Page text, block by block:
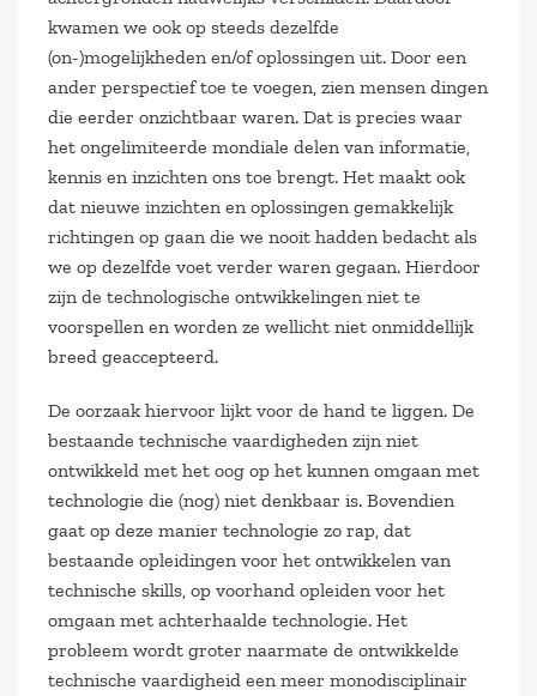
kwamen we ook op steeds dezelfde
(on-)mogelijkheden en/of oplossingen uit. Door een
ander perspectief toe te voegen, zien mensen dingen
die eerder onzichtbaar waren. Dat is precies waar
het ongelimiteerde mondiale delen van informatie,
kennis en inzichten ons toe brengt. Het maakt ook
dat nieuwe inzichten en oplossingen gemakkelijk
richtingen op gaan die we nooit hadden bedacht als
we op dezelfde voet verder waren gegaan. Hierdoor
zijn de technologische ontwikkelingen niet te
voorspellen en worden ze wellicht niet onmiddellijk
breed geaccepteerd.
De oorzaak hiervoor lijkt voor de hand te liggen. De
bestaande technische vaardigheden zijn niet
ontwikkeld met het oog op het kunnen omgaan met
technologie die (nog) niet denkbaar is. Bovendien
gaat op deze manier technologie zo rap, dat
bestaande opleidingen voor het ontwikkelen van
technische skills, op voorhand opleiden voor het
omgaan met achterhaalde technologie. Het
probleem wordt groter naarmate de ontwikkelde
technische vaardigheid een meer monodisciplinair